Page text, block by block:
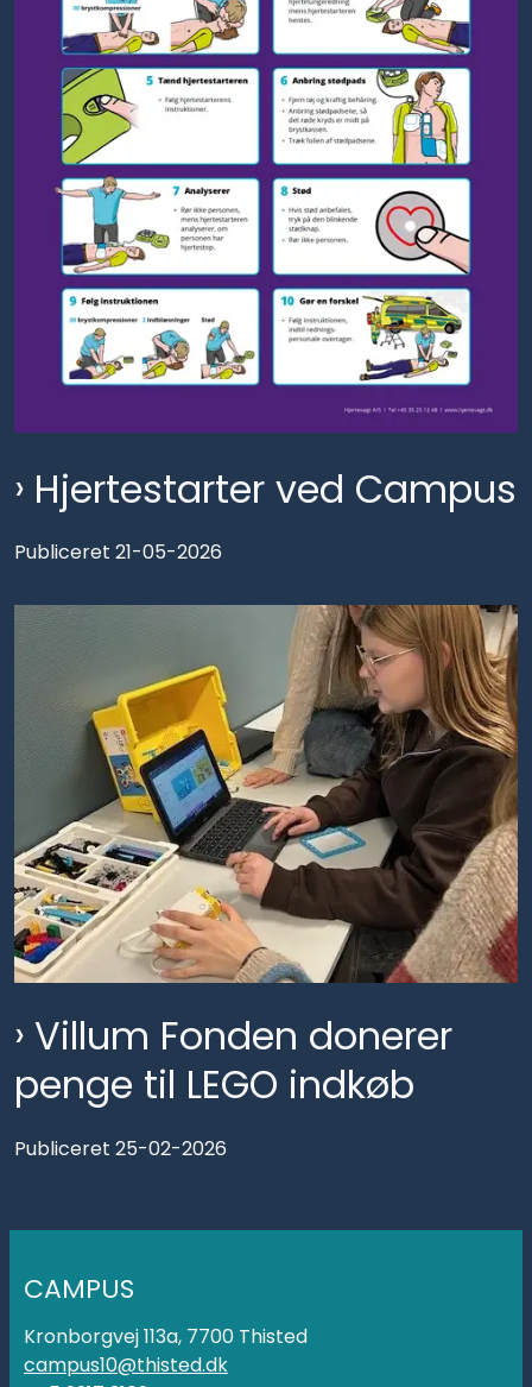
Hjertestarter ved Campus
Publiceret 21-05-2026
Villum Fonden donerer
penge til LEGO indkøb
Publiceret 25-02-2026
CAMPUS
Kronborgvej 113a, 7700 Thisted
campus10@thisted.dk